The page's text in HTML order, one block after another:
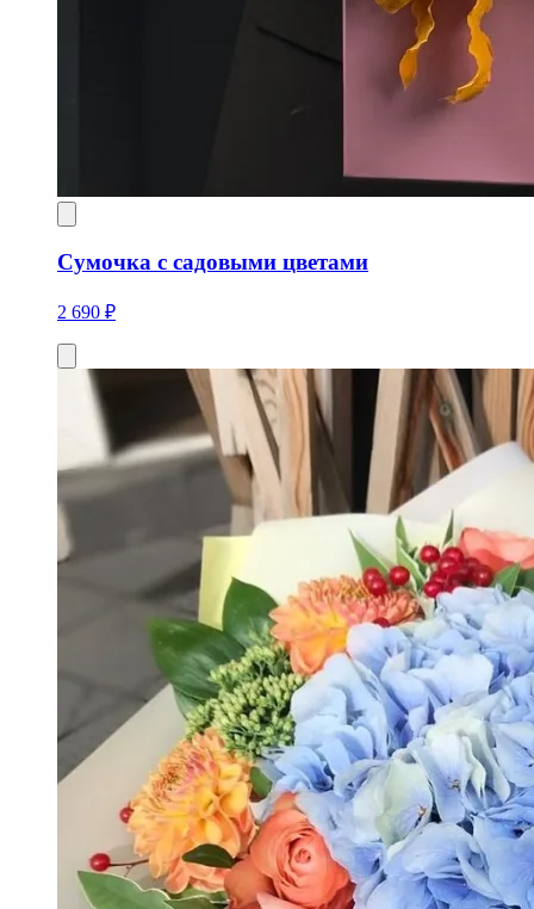
Сумочка с садовыми цветами
2 690 ₽